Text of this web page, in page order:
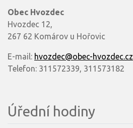
Obec Hvozdec
Hvozdec 12,
267 62 Komárov u Hořovic
E-mail: hvozdec@obec-hvozdec.cz
Telefon: 311572339, 311573182
Úřední hodiny